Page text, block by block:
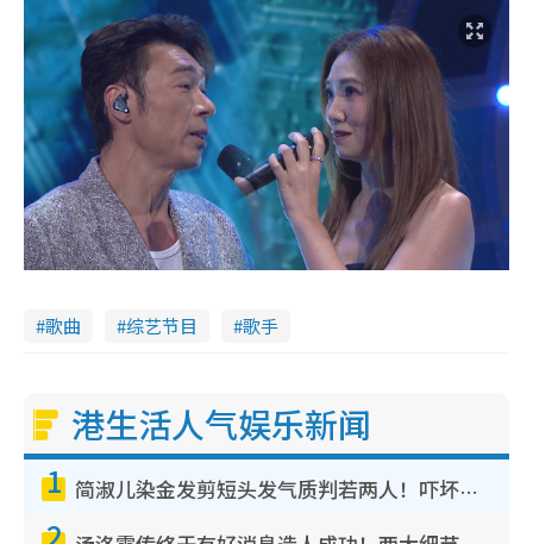
歌曲 综艺节目 歌手
港生活人气娱乐新闻
1 简淑儿染金发剪短头发气质判若两人！吓坏老公麦大力都认不出：“你做什么？”
2